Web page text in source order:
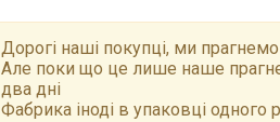
Дорогі наші покупці, ми
Але поки що це лише наше
два дні
Фабрика іноді в упаковці